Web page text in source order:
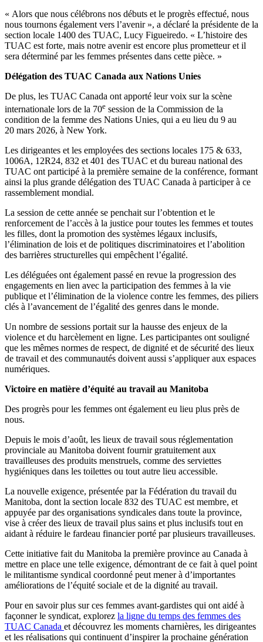
« Alors que nous célébrons nos débuts et le progrès effectué, nous
nous tournons également vers l’avenir », a déclaré la présidente de la
section locale 1400 des TUAC, Lucy Figueiredo. « L’histoire des
TUAC est forte, mais notre avenir est encore plus prometteur et il
sera déterminé par les femmes présentes dans cette pièce. »
Délégation des TUAC Canada aux Nations Unies
De plus, les TUAC Canada ont apporté leur voix sur la scène
internationale lors de la 70e session de la Commission de la
condition de la femme des Nations Unies, qui a eu lieu du 9 au
20 mars 2026, à New York.
Les dirigeantes et les employées des sections locales 175 & 633,
1006A, 12R24, 832 et 401 des TUAC et du bureau national des
TUAC ont participé à la première semaine de la conférence, formant
ainsi la plus grande délégation des TUAC Canada à participer à ce
rassemblement mondial.
La session de cette année se penchait sur l’obtention et le
renforcement de l’accès à la justice pour toutes les femmes et toutes
les filles, dont la promotion des systèmes légaux inclusifs,
l’élimination de lois et de politiques discriminatoires et l’abolition
des barrières structurelles qui empêchent l’égalité.
Les déléguées ont également passé en revue la progression des
engagements en lien avec la participation des femmes à la vie
publique et l’élimination de la violence contre les femmes, des piliers
clés à l’avancement de l’égalité des genres dans le monde.
Un nombre de sessions portait sur la hausse des enjeux de la
violence et du harcèlement en ligne. Les participantes ont souligné
que les mêmes normes de respect, de dignité et de sécurité des lieux
de travail et des communautés doivent aussi s’appliquer aux espaces
numériques.
Victoire en matière d’équité au travail au Manitoba
Des progrès pour les femmes ont également eu lieu plus près de
nous.
Depuis le mois d’août, les lieux de travail sous réglementation
provinciale au Manitoba doivent fournir gratuitement aux
travailleuses des produits menstruels, comme des serviettes
hygiéniques dans les toilettes ou tout autre lieu accessible.
La nouvelle exigence, présentée par la Fédération du travail du
Manitoba, dont la section locale 832 des TUAC est membre, et
appuyée par des organisations syndicales dans toute la province,
vise à créer des lieux de travail plus sains et plus inclusifs tout en
aidant à réduire le fardeau financier porté par plusieurs travailleuses.
Cette initiative fait du Manitoba la première province au Canada à
mettre en place une telle exigence, démontrant de ce fait à quel point
le militantisme syndical coordonné peut mener à d’importantes
améliorations de l’équité sociale et de la dignité au travail.
Pour en savoir plus sur ces femmes avant-gardistes qui ont aidé à
façonner le syndicat, explorez la ligne du temps des femmes des
TUAC Canada et découvrez les moments charnières, les dirigeantes
et les réalisations qui continuent d’inspirer la prochaine génération